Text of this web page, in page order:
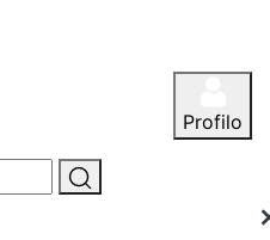
Profilo